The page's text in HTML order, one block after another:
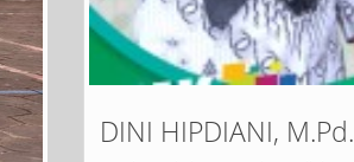
DINI HIPDIANI, M.Pd.